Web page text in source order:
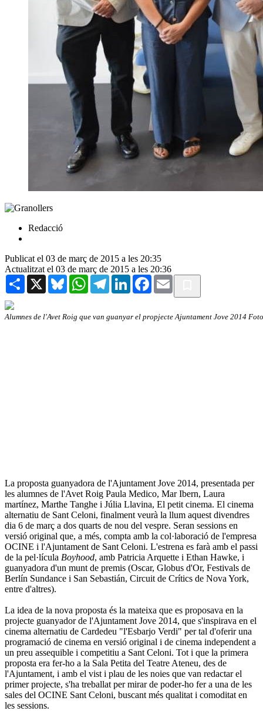
Redacció
Publicat el 03 de març de 2015 a les 20:35
Actualitzat el 03 de març de 2015 a les 20:36
Share X BlueskyWhatsAppTelegramLinkedInFacebook
Email
Alumnes de l'Avet Roig que van guanyar el propjecte Ajuntament Jove 2014
La proposta guanyadora de l'Ajuntament Jove 2014, presentada per
les alumnes de l'Avet Roig Paula Medico, Mar Ibern, Laura
martínez, Marthe Tanghe i Júlia Llavina, El petit cinema. El cinema
alternatiu de Sant Celoni, finalment veurà la llum aquest divendres
dia 6 de març a dos quarts de nou del vespre. Seran sessions en
versió original que, a més, compta amb la col·laboració de l'empresa
OCINE i l'Ajuntament de Sant Celoni. L'estrena es farà amb el passi
de la pel·lícula Boyhood, amb Patricia Arquette i Ethan Hawke, i
guanyadora d'un munt de premis (Oscar, Globus d'Or, Festivals de
Berlín Sundance i San Sebastián, Circuit de Crítics de Nova York,
entre d'altres).
La idea de la nova proposta és la mateixa que es proposava en la
projecte guanyador de l'Ajuntament Jove 2014, que s'inspirava en el
cinema alternatiu de Cardedeu "l'Esbarjo Verdi" per tal d'oferir una
programació de cinema en versió original i de cinema independent a
un preu assequible i competitiu a Sant Celoni. Tot i que la primera
proposta era fer-ho a la Sala Petita del Teatre Ateneu, des de
l'Ajuntament, i amb el vist i plau de les noies que van redactar el
primer projecte, s'ha treballat per mirar de poder-ho fer a una de les
sales del OCINE Sant Celoni, buscant més qualitat i comoditat en
les sessions.